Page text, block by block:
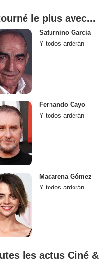
le plus avec...
Saturnino Garcia
Y todos arderán
Fernando Cayo
Y todos arderán
Macarena Gómez
Y todos arderán
les actus Ciné &